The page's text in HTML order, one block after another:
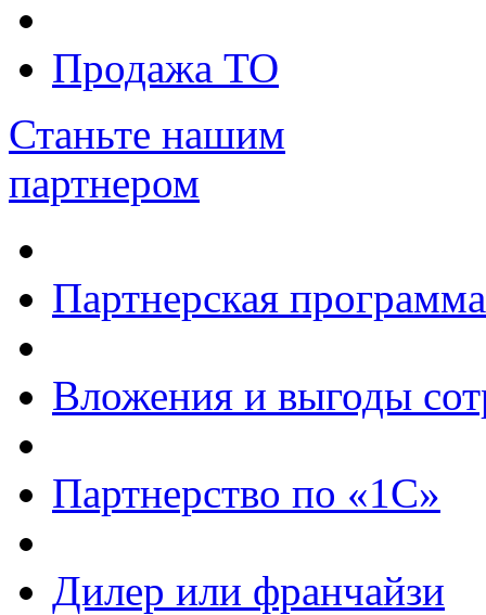
Продажа ТО
Станьте нашим
партнером
Партнерская программа
Вложения и выгоды
Партнерство по «1С»
Дилер или франчайзи